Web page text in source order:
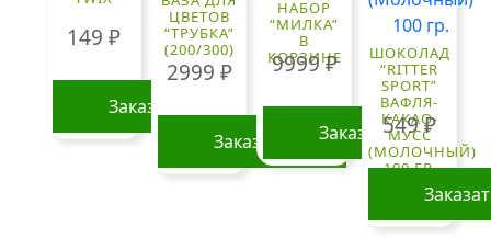
149₽
Заказать
ЦВЕТОВ
“ТРУБКА”
(200/300)
2999 ₽
Заказать
НАБОР
“МИЛКА”
В
КОРЗИНЕ
9999₽
Заказать
ШОКОЛАД
“RITTER
SPORT”
ВАФЛЯ-
КАКАО-
МУСС
(МОЛОЧНЫЙ)
100 ГР.
549₽